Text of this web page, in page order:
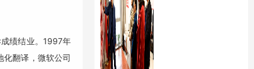
绩结业。1997年
翻译，微软公司